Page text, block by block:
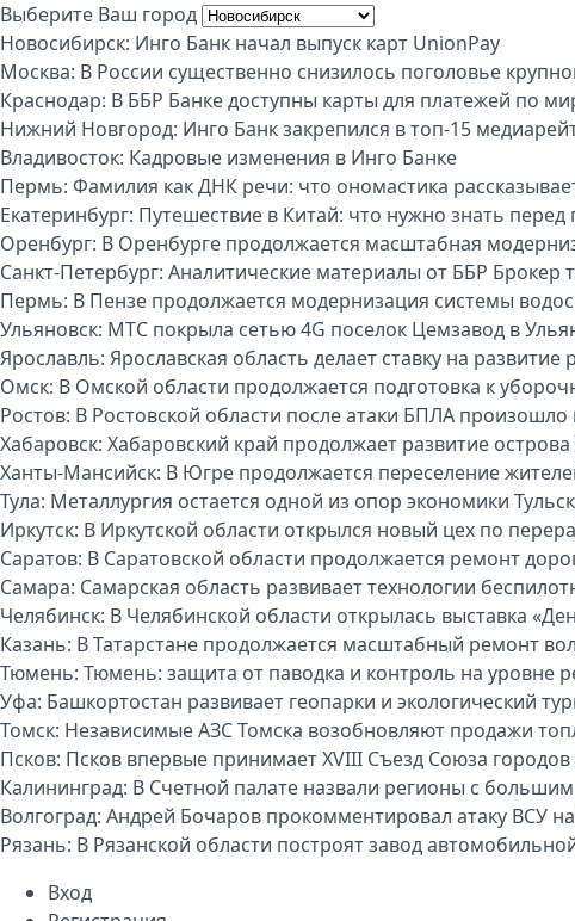
Выберите Ваш город
Новосибирск: Инго Банк начал выпуск карт UnionPay
Москва: В России существенно снизилось поголовье
Краснодар: В ББР Банке доступны карты для платежей по
Нижний Новгород: Инго Банк закрепился в топ-15
Владивосток: Кадровые изменения в Инго Банке
Пермь: Фамилия как ДНК речи: что ономастика
Екатеринбург: Путешествие в Китай: что нужно знать перед
Оренбург: В Оренбурге продолжается масштабная
Санкт-Петербург: Аналитические материалы от ББР Брокер
Пермь: В Пензе продолжается модернизация системы
Ульяновск: МТС покрыла сетью 4G поселок Цемзавод в
Ярославль: Ярославская область делает ставку на развитие
Омск: В Омской области продолжается подготовка к
Ростов: В Ростовской области после атаки БПЛА произошло
Хабаровск: Хабаровский край продолжает развитие
Ханты-Мансийск: В Югре продолжается переселение
Тула: Металлургия остается одной из опор экономики
Иркутск: В Иркутской области открылся новый цех по
Саратов: В Саратовской области продолжается ремонт
Самара: Самарская область развивает технологии
Челябинск: В Челябинской области открылась выставка
Казань: В Татарстане продолжается масштабный ремонт
Тюмень: Тюмень: защита от паводка и контроль на уровне
Уфа: Башкортостан развивает геопарки и экологический
Томск: Независимые АЗС Томска возобновляют продажи
Псков: Псков впервые принимает XVIII Съезд Союза
Калининград: В Счетной палате назвали регионы с
Волгоград: Андрей Бочаров прокомментировал атаку ВСУ
Рязань: В Рязанской области построят завод
Вход